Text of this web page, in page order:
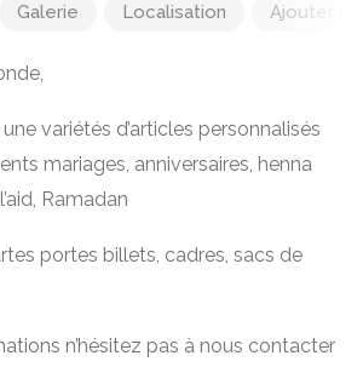
Galerie Localisation Ajouter un
variétés d’articles personnalisés
mariages, anniversaires, henna
Ramadan
portes billets, cadres, sacs de
n’hésitez pas à nous contacter